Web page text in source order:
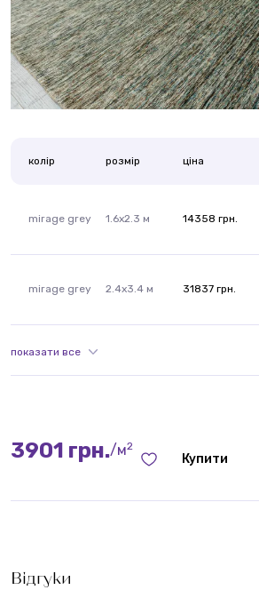
3901 грн./м2
Купити
колір розмір ціна
mirage grey 1.6x2.3 м 14358 грн.
mirage grey 2.4x3.4 м 31837 грн.
показати все
Відгуки